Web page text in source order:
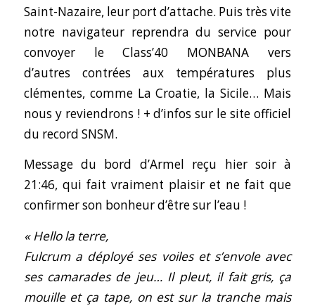
Saint-Nazaire, leur port d’attache. Puis très vite
notre navigateur reprendra du service pour
convoyer le Class’40 MONBANA vers
d’autres contrées aux températures plus
clémentes, comme La Croatie, la Sicile… Mais
nous y reviendrons ! + d’infos sur lesite officiel
du record SNSM.
Message du bord d’Armel reçu hier soir à
21:46, qui fait vraiment plaisir et ne fait que
confirmer son bonheur d’être sur l’eau !
« Hello la terre,
Fulcrum a déployé ses voiles et s’envole avec
ses camarades de jeu… Il pleut, il fait gris, ça
mouille et ça tape, on est sur la tranche mais